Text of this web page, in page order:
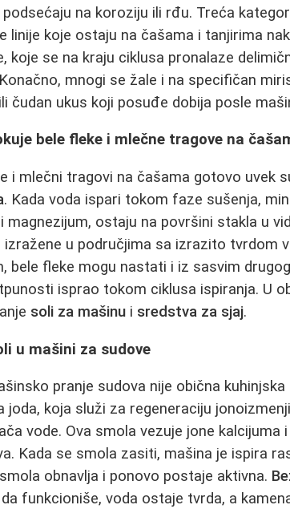
podsećaju na koroziju ili rđu. Treća
linije koje ostaju na čašama i tanjirima
koje se na kraju ciklusa pronalaze
mnogi se žale i na specifičan
čudan ukus koji posuđe dobija posle
bele fleke i mlečne tragove na
i mlečni tragovi na čašama gotovo uvek
. Kada voda ispari tokom faze sušenja,
magnezijum, ostaju na površini stakla u
izražene u područjima sa izrazito tvrdom
bele fleke mogu nastati i iz sasvim
isprao tokom ciklusa ispiranja. U
soli za mašinu i sredstva za sjaj.
u mašini za sudove
pranje sudova nije obična kuhinjska
joda, koja služi za regeneraciju
vode. Ova smola vezuje jone kalcijuma
Kada se smola zasiti, mašina je ispira
obnavlja i ponovo postaje aktivna.
funkcioniše, voda ostaje tvrda, a